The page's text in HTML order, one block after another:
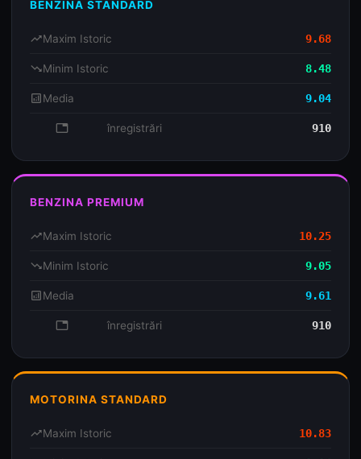
BENZINA STANDARD
trending_upMaxim Istoric 9.68
trending_downMinim Istoric 8.48
analyticsMedia 9.04
database înregistrări 910
BENZINA PREMIUM
trending_upMaxim Istoric 10.25
trending_downMinim Istoric 9.05
analyticsMedia 9.61
database înregistrări 910
MOTORINA STANDARD
trending_upMaxim Istoric 10.83